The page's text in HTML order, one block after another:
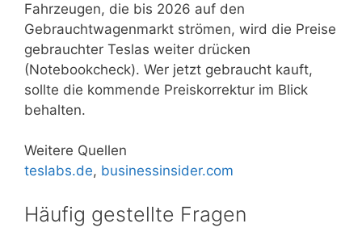
Fahrzeugen, die bis 2026 auf den
Gebrauchtwagenmarkt strömen, wird die Preise
gebrauchter Teslas weiter drücken
(Notebookcheck). Wer jetzt gebraucht kauft,
sollte die kommende Preiskorrektur im Blick
behalten.
Weitere Quellen
teslabs.de, businessinsider.com
Häufig gestellte Fragen